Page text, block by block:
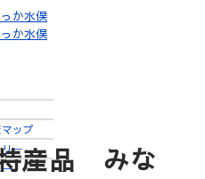
ップ
ー
産品 みな